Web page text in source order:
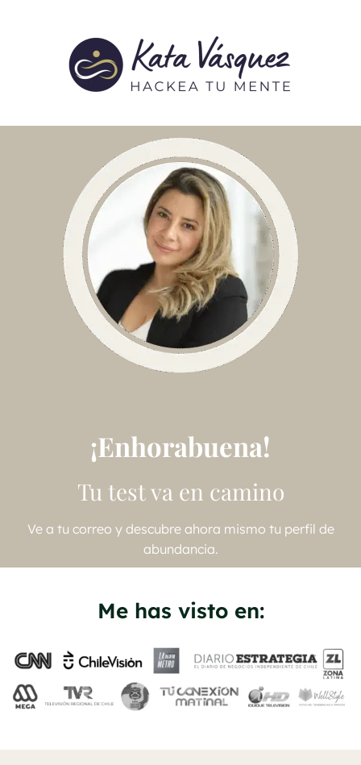
¡Enhorabuena!
Tu test va en camino
Ve a tu correo y descubre ahora mismo tu perfil de
abundancia.
Me has visto en: